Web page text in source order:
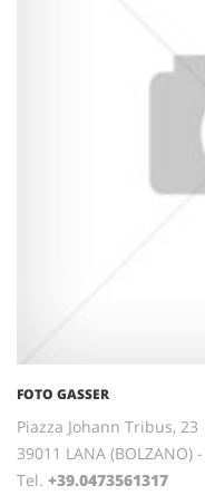
FOTO GASSER
Piazza Johann Tribus, 23
39011 LANA (BOLZANO)
Tel. +39.0473561317